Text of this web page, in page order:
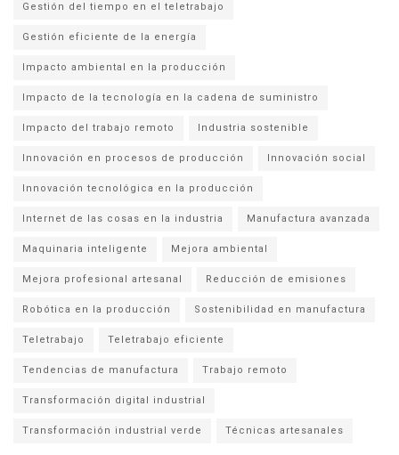
Gestión del tiempo en el teletrabajo
Gestión eficiente de la energía
Impacto ambiental en la producción
Impacto de la tecnología en la cadena de suministro
Impacto del trabajo remoto Industria sostenible
Innovación en procesos de producción Innovación social
Innovación tecnológica en la producción
Internet de las cosas en la industria Manufactura avanzada
Maquinaria inteligente Mejora ambiental
Mejora profesional artesanal Reducción de emisiones
Robótica en la producción Sostenibilidad en manufactura
Teletrabajo Teletrabajo eficiente
Tendencias de manufactura Trabajo remoto
Transformación digital industrial
Transformación industrial verde Técnicas artesanales